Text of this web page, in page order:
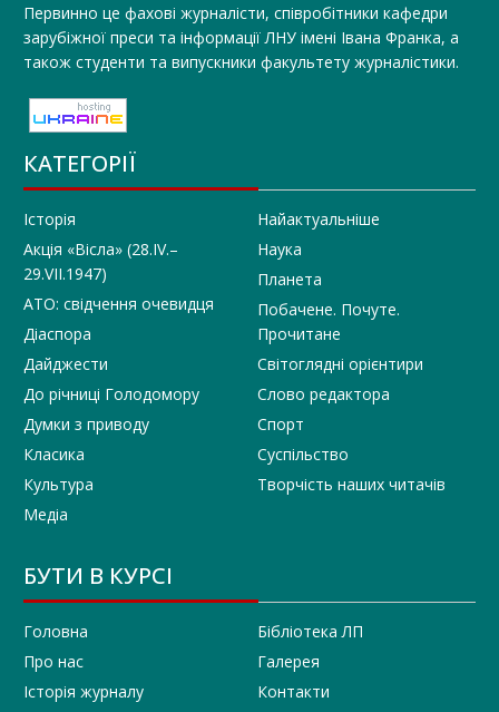
Первинно це фахові журналісти, співробітники кафедри
зарубіжної преси та інформації ЛНУ імені Івана Франка, а
також студенти та випускники факультету журналістики.
КАТЕГОРІЇ
Історія
Акція «Вісла» (28.IV.–
29.VII.1947)
АТО: свідчення очевидця
Діаспора
Дайджести
До річниці Голодомору
Думки з приводу
Класика
Культура
Медіа
Найактуальніше
Наука
Планета
Побачене. Почуте.
Прочитане
Світоглядні орієнтири
Слово редактора
Спорт
Суспільство
Творчість наших читачів
БУТИ В КУРСІ
Головна
Про нас
Історія журналу
Бібліотека ЛП
Галерея
Контакти